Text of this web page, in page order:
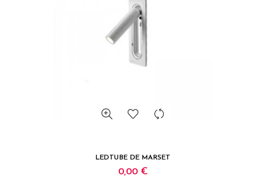
LEDTUBE DE MARSET
0,00 €